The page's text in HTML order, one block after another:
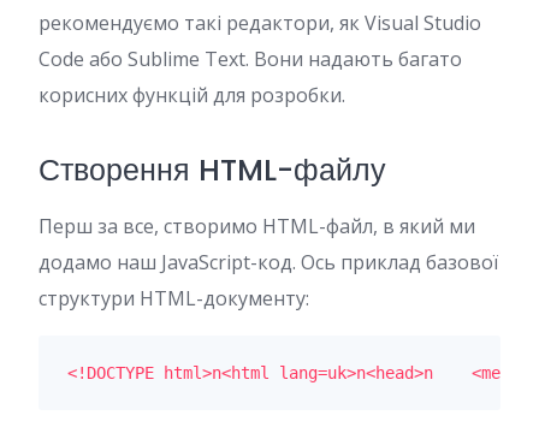
рекомендуємо такі редактори, як Visual Studio
Code або Sublime Text. Вони надають багато
корисних функцій для розробки.
Створення HTML-файлу
Перш за все, створимо HTML-файл, в який ми
додамо наш JavaScript-код. Ось приклад базової
структури HTML-документу:
<!DOCTYPE html>n<html lang=uk>n<head>n